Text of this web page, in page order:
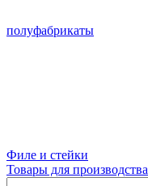
полуфабрикаты
Филе и стейки
Товары для производства